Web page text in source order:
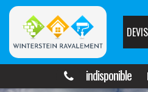
indisponible